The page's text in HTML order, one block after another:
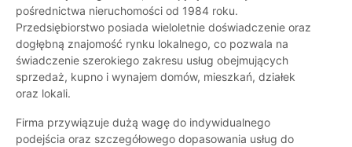
pośrednictwa nieruchomości od 1984 roku.
Przedsiębiorstwo posiada wieloletnie doświadczenie oraz
dogłębną znajomość rynku lokalnego, co pozwala na
świadczenie szerokiego zakresu usług obejmujących
sprzedaż, kupno i wynajem domów, mieszkań, działek
oraz lokali.
Firma przywiązuje dużą wagę do indywidualnego
podejścia oraz szczegółowego dopasowania usług do